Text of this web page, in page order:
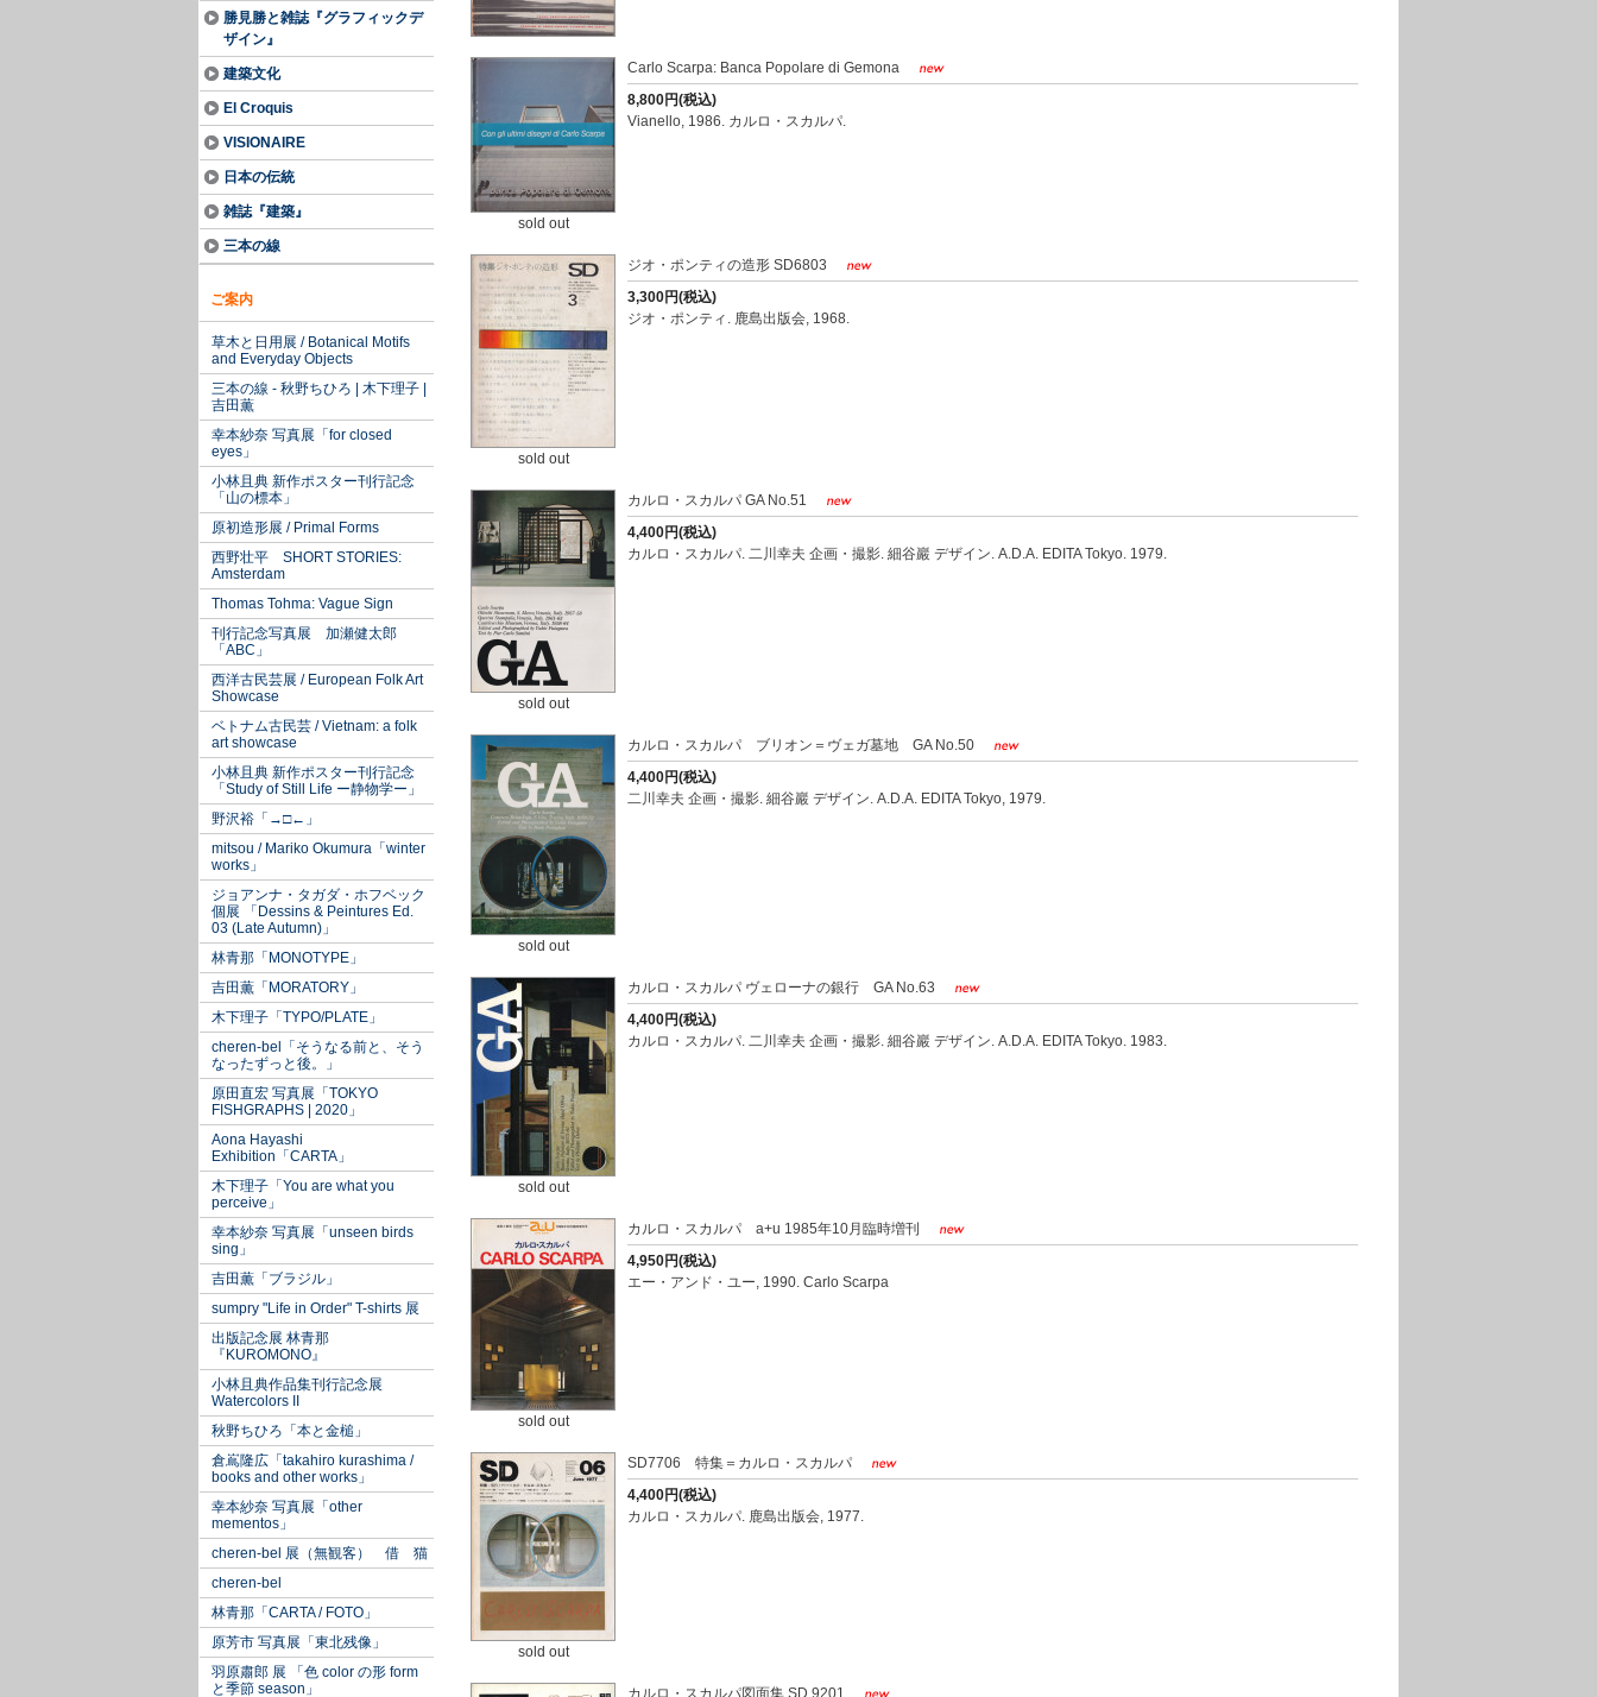
勝見勝と雑誌『グラフィックデ
ザイン』
建築文化
El Croquis
VISIONAIRE
日本の伝統
雑誌『建築』
三本の線
ご案内
草木と日用展 / Botanical Motifs
and Everyday Objects
三本の線 - 秋野ちひろ | 木下理子 |
吉田薫
幸本紗奈 写真展「for closed
eyes」
小林且典 新作ポスター刊行記念
「山の標本」
原初造形展 / Primal Forms
西野壮平 SHORT STORIES:
Amsterdam
Thomas Tohma: Vague Sign
刊行記念写真展 加瀬健太郎
「ABC」
西洋古民芸展 / European Folk Art
Showcase
ベトナム古民芸 / Vietnam: a folk
art showcase
小林且典 新作ポスター刊行記念
「Study of Still Life ー静物学ー」
野沢裕「→□←」
mitsou / Mariko Okumura「winter
works」
ジョアンナ・タガダ・ホフベック
個展 「Dessins & Peintures Ed.
03 (Late Autumn)」
林青那「MONOTYPE」
吉田薫「MORATORY」
木下理子「TYPO/PLATE」
cheren-bel「そうなる前と、そう
なったずっと後。」
原田直宏 写真展「TOKYO
FISHGRAPHS | 2020」
Aona Hayashi
Exhibition「CARTA」
木下理子「You are what you
perceive」
幸本紗奈 写真展「unseen birds
sing」
吉田薫「ブラジル」
sumpry "Life in Order" T-shirts 展
出版記念展 林青那
『KUROMONO』
小林且典作品集刊行記念展
Watercolors II
秋野ちひろ「本と金槌」
倉嶌隆広「takahiro kurashima /
books and other works」
幸本紗奈 写真展「other
mementos」
cheren-bel 展（無観客） 借 猫
cheren-bel
林青那「CARTA / FOTO」
原芳市 写真展「東北残像」
羽原肅郎 展 「色 color の形 form
と季節 season」
sold out
Carlo Scarpa: Banca Popolare di Gemona
8,800円(税込)
Vianello, 1986. カルロ・スカルパ.
sold out
ジオ・ポンティの造形 SD6803
3,300円(税込)
ジオ・ポンティ. 鹿島出版会, 1968.
sold out
カルロ・スカルパ GA No.51
4,400円(税込)
カルロ・スカルパ. 二川幸夫 企画・撮影. 細谷巖 デザイン. A.D.A. EDITA Tokyo. 1979.
sold out
カルロ・スカルパ ブリオン＝ヴェガ墓地 GA No.50
4,400円(税込)
二川幸夫 企画・撮影. 細谷巖 デザイン. A.D.A. EDITA Tokyo, 1979.
sold out
カルロ・スカルパ ヴェローナの銀行 GA No.63
4,400円(税込)
カルロ・スカルパ. 二川幸夫 企画・撮影. 細谷巖 デザイン. A.D.A. EDITA Tokyo. 1983.
sold out
カルロ・スカルパ a+u 1985年10月臨時増刊
4,950円(税込)
エー・アンド・ユー, 1990. Carlo Scarpa
sold out
SD7706 特集＝カルロ・スカルパ
4,400円(税込)
カルロ・スカルパ. 鹿島出版会, 1977.
カルロ・スカルパ図面集 SD 9201